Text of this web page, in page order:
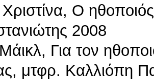
Ο
2008
Για τον
μτφρ. Καλλιόπη